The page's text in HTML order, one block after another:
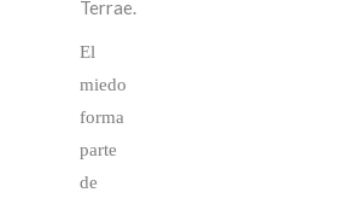
Terrae.
El
miedo
forma
parte
de